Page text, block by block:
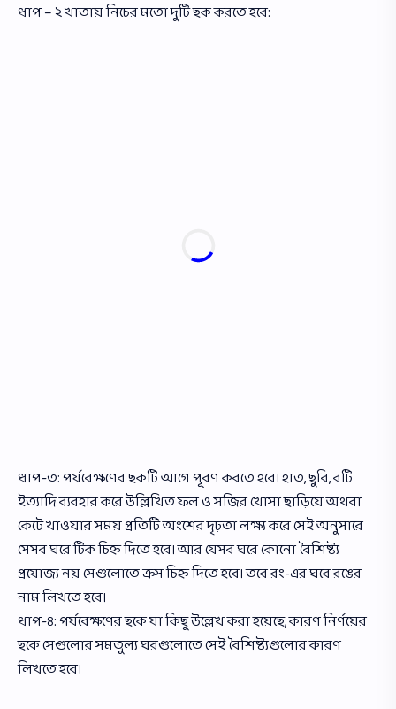
ধাপ – ২ খাতায় নিচের মতাে দুটি ছক করতে হবে:
ধাপ-৩: পর্যবেক্ষণের ছকটি আগে পূরণ করতে হবে। হাত, ছুরি, বটি
ইত্যাদি ব্যবহার করে উল্লিখিত ফল ও সজির খােসা ছাড়িয়ে অথবা
কেটে খাওয়ার সময় প্রতিটি অংশের দৃঢ়তা লক্ষ্য করে সেই অনুসারে
সেসব ঘরে টিক চিহ্ন দিতে হবে। আর যেসব ঘরে কোনাে বৈশিষ্ট্য
প্রযােজ্য নয় সেগুলােতে ক্রস চিহ্ন দিতে হবে। তবে রং-এর ঘরে রঙের
নাম লিখতে হবে।
ধাপ-৪: পর্যবেক্ষণের ছকে যা কিছু উল্লেখ করা হয়েছে, কারণ নির্ণয়ের
ছকে সেগুলোর সমতুল্য ঘরগুলােতে সেই বৈশিষ্ট্যগুলাের কারণ
লিখতে হবে।